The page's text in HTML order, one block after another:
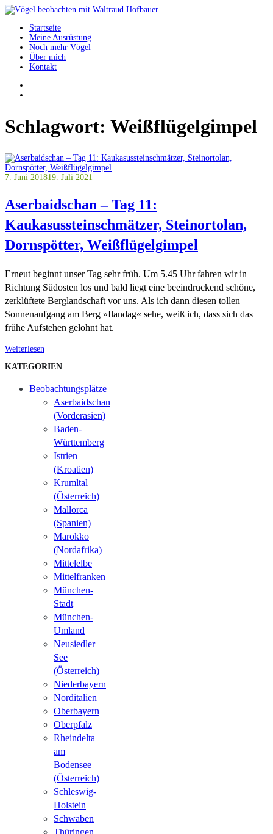
Springe
Inhalt
Vögel beobachten mit Waltraud Hofbauer
Startseite
Meine Ausrüstung
Noch mehr Vögel
Über mich
Kontakt
Schlagwort: Weißflügelgimpel
7. Juni 201819. Juli 2021
Aserbaidschan – Tag 11:
Kaukasussteinschmätzer, Steinortolan,
Dornspötter, Weißflügelgimpel
Erneut beginnt unser Tag sehr früh. Um 5.45 Uhr fahren wir in
Richtung Südosten los und bald liegt eine beeindruckend schöne,
zerklüftete Berglandschaft vor uns. Als ich dann diesen tollen
Sonnenaufgang am Berg »Ilandag« sehe, weiß ich, dass sich das
frühe Aufstehen gelohnt hat.
Weiterlesen
KATEGORIEN
Beobachtungsplätze
Aserbaidschan
(Vorderasien)
Baden-
Württemberg
Istrien
(Kroatien)
Krumltal
(Österreich)
Mallorca
(Spanien)
Marokko
(Nordafrika)
Mittelelbe
Mittelfranken
München-
Stadt
München-
Umland
Neusiedler
See
(Österreich)
Niederbayern
Norditalien
Oberbayern
Oberpfalz
Rheindelta
am
Bodensee
(Österreich)
Schleswig-
Holstein
Schwaben